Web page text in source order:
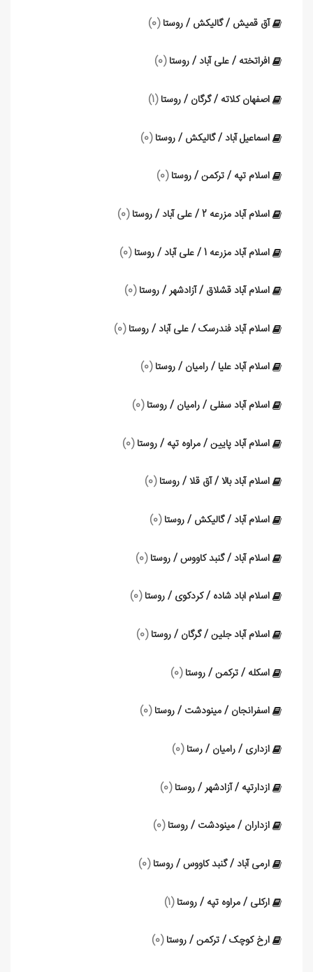
آق قمیش / گالیکش / روستا (0)
افراتخته / علی آباد / روستا (0)
اصفهان کلاته / گرگان / روستا (1)
اسماعیل آباد / گالیکش / روستا (0)
اسلام تپه / ترکمن / روستا (0)
اسلام آباد مزرعه 2 / علی آباد / روستا (0)
اسلام آباد مزرعه 1 / علی آباد / روستا (0)
اسلام آباد قشلاق / آزادشهر / روستا (0)
اسلام آباد فندرسک / علی آباد / روستا (0)
اسلام آباد علیا / رامیان / روستا (0)
اسلام آباد سفلی / رامیان / روستا (0)
اسلام آباد پایین / مراوه تپه / روستا (0)
اسلام آباد بالا / آق قلا / روستا (0)
اسلام آباد / گالیکش / روستا (0)
اسلام آباد / گنبد کاووس / روستا (0)
اسلام اباد شاده / کردکوی / روستا (0)
اسلام آباد جلین / گرگان / روستا (0)
اسکله / ترکمن / روستا (0)
اسفرانجان / مینودشت / روستا (0)
ازداری / رامیان / رستا (0)
ازدارتپه / آزادشهر / روستا (0)
ازداران / مینودشت / روستا (0)
ارمی آباد / گنبد کاووس / روستا (0)
ارکلی / مراوه تپه / روستا (1)
ارخ کوچک / ترکمن / روستا (0)